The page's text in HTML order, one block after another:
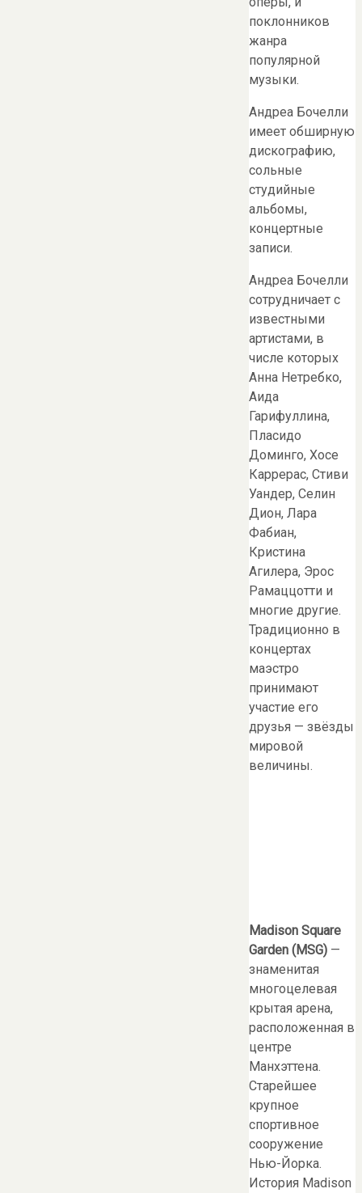
поклонников
жанра
популярной
музыки.
Андреа Бочелли
имеет обширную
дискографию,
сольные
студийные
альбомы,
концертные
записи.
Андреа Бочелли
сотрудничает с
известными
артистами, в
числе которых
Анна Нетребко,
Аида
Гарифуллина,
Пласидо
Доминго, Хосе
Каррерас, Стиви
Уандер, Селин
Дион, Лара
Фабиан,
Кристина
Агилера, Эрос
Рамаццотти и
многие другие.
Традиционно в
концертах
маэстро
принимают
участие его
друзья — звёзды
мировой
величины.
Madison Square
Garden (MSG) —
знаменитая
многоцелевая
крытая арена,
расположенная в
центре
Манхэттена.
Старейшее
крупное
спортивное
сооружение
Нью-Йорка.
История Madison